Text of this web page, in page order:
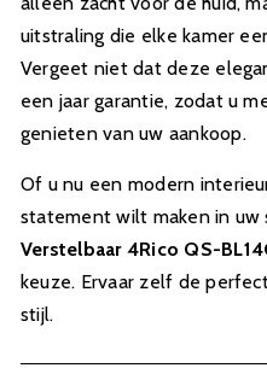
uitstraling die elke kamer
Vergeet niet dat deze
een jaar garantie, zodat u
genieten van uw aankoop.
Of u nu een modern
statement wilt maken in uw
Verstelbaar 4Rico QS-
keuze. Ervaar zelf de
stijl.